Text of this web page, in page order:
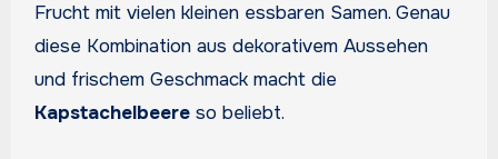
Frucht mit vielen kleinen essbaren Samen. Genau
diese Kombination aus dekorativem Aussehen
und frischem Geschmack macht die
Kapstachelbeereso beliebt.